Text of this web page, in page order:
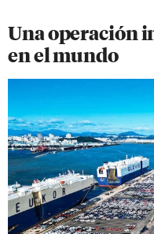
Una operación
en el mundo